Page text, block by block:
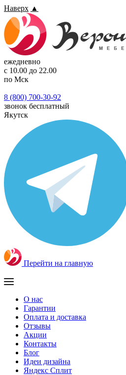
Наверх ▲
ежедневно
с 10.00 до 22.00
по Мск
8 (800) 700-30-92
звонок бесплатный
Якутск
Перейти на главную
О нас
Гарантии
Оплата и доставка
Отзывы
Акции
Контакты
Блог
Идеи дизайна
Яндекс Сплит